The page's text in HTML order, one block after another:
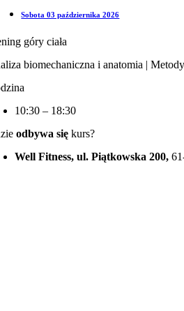
Sobota 03 października 2026
góry ciała
biomechaniczna i anatomia |
10:30 – 18:30
odbywa się kurs?
Well Fitness, ul. Piątkowska 200,